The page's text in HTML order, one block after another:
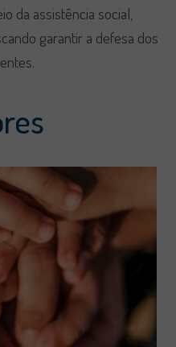
da assistência social,
garantir a defesa dos